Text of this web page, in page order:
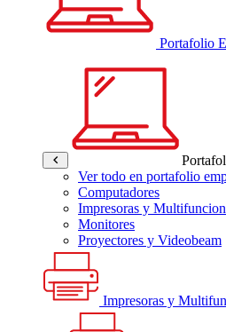
Portafolio
Ver todo en portafolio
Computadores
Impresoras y
Monitores
Proyectores y Videobeam
Impresoras y